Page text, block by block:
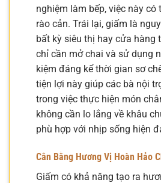
nghiệm làm bếp, việc này có
rào cản. Trái lại, giấm là
bất kỳ siêu thị hay cửa hàng
chỉ cần mở chai và sử dụng
kiệm đáng kể thời gian sơ
tiện lợi này giúp các bà nội
trong việc thực hiện món
không cần lo lắng về khâu
phù hợp với nhịp sống hiện
Cân Bằng Hương Vị Hoàn Hảo
Giấm có khả năng tạo ra